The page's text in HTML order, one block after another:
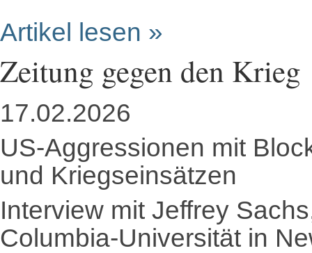
Artikel lesen »
Zeitung gegen den Krieg
17.02.2026
US-Aggressionen mit
und Kriegseinsätzen
Interview mit Jeffrey
Columbia-Universität in